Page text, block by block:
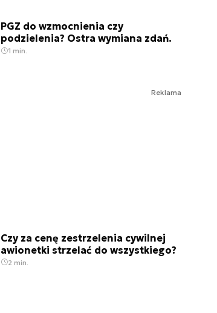
PGZ do wzmocnienia czy
podzielenia? Ostra wymiana zdań.
1 min.
Reklama
Czy za cenę zestrzelenia cywilnej
awionetki strzelać do wszystkiego?
2 min.